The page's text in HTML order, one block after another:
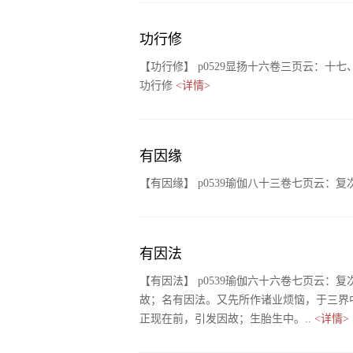
功行修
【功行修】 p0529显扬十六卷三页云：十
功行修 <详情>
有因缘
【有因缘】 p0539瑜伽八十三卷七页云：
有因法
【有因法】 p0539瑜伽六十六卷七页云：
故；名有因法。又先所作诸业烦恼，于三
正现在前，引发因故；生胎生中。.. <详情>